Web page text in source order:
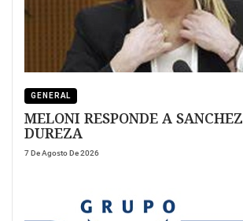
GENERAL
MELONI RESPONDE A SANCHEZ CON
DUREZA
7 De Agosto De 2026